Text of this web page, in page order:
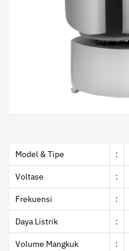
Model & Tipe :
Voltase :
Frekuensi :
Daya Listrik :
Volume Mangkuk :